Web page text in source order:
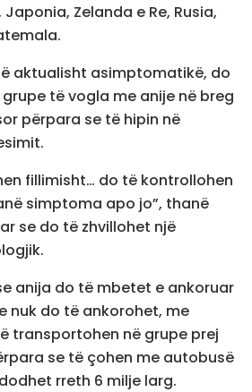
Zelanda e Re, Rusia,
aktualisht asimptomatikë, do
të vogla me anije në breg
përpara se të hipin në
fillimisht… do të kontrollohen
simptoma apo jo”, thanë
se do të zhvillohet një
anija do të mbetet e ankoruar
nuk do të ankorohet, me
transportohen në grupe prej
se të çohen me autobusë
rreth 6 milje larg.